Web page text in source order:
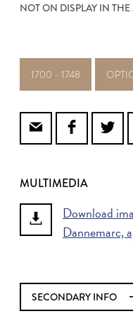
NOT ON DISPLAY IN
1700 - 1748
MULTIMEDIA
Download
Dannemarc,
SECONDARY INFO